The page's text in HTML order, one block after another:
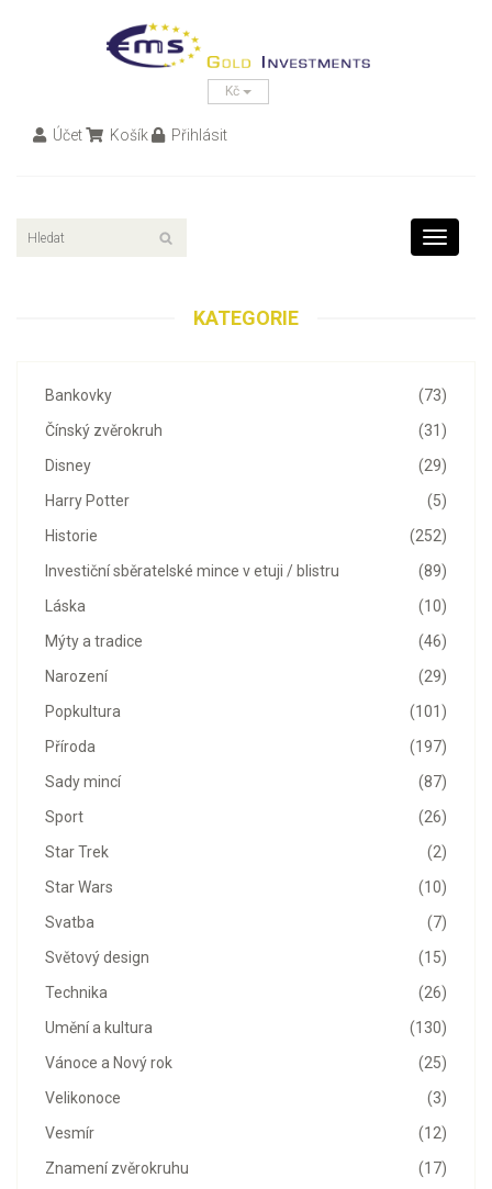
Kč
Účet Košík Přihlásit
Toggle
KATEGORIE
(73)
Bankovky
(31)
Čínský zvěrokruh
(29)
Disney
(5)
Harry Potter
(252)
Historie
(89)
Investiční sběratelské mince v etuji / blistru
(10)
Láska
(46)
Mýty a tradice
(29)
Narození
(101)
Popkultura
(197)
Příroda
(87)
Sady mincí
(26)
Sport
(2)
Star Trek
(10)
Star Wars
(7)
Svatba
(15)
Světový design
(26)
Technika
(130)
Umění a kultura
(25)
Vánoce a Nový rok
(3)
Velikonoce
(12)
Vesmír
(17)
Znamení zvěrokruhu